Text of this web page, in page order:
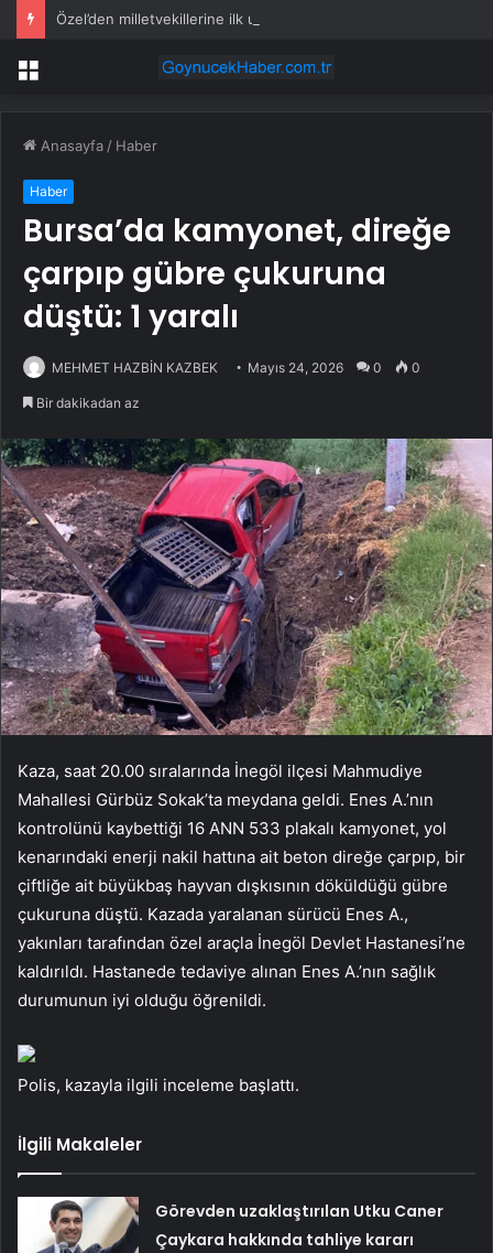
Menü
Anasayfa / Haber
Haber
Bursa’da kamyonet, direğe
çarpıp gübre çukuruna
düştü: 1 yaralı
MEHMET HAZBİN KAZBEK Mayıs 24, 2026 0 0
Bir dakikadan az
Kaza, saat 20.00 sıralarında İnegöl ilçesi Mahmudiye
Mahallesi Gürbüz Sokak’ta meydana geldi. Enes A.’nın
kontrolünü kaybettiği 16 ANN 533 plakalı kamyonet, yol
kenarındaki enerji nakil hattına ait beton direğe çarpıp, bir
çiftliğe ait büyükbaş hayvan dışkısının döküldüğü gübre
çukuruna düştü. Kazada yaralanan sürücü Enes A.,
yakınları tarafından özel araçla İnegöl Devlet Hastanesi’ne
kaldırıldı. Hastanede tedaviye alınan Enes A.’nın sağlık
durumunun iyi olduğu öğrenildi.
Polis, kazayla ilgili inceleme başlattı.
İlgili Makaleler
Görevden uzaklaştırılan Utku Caner
Çaykara hakkında tahliye kararı